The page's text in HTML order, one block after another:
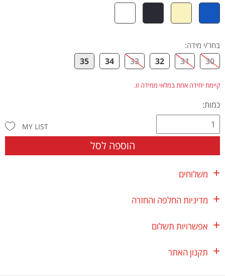
בחר/י מידה:
30
31
32
33
34
35
קיימת יחידה אחת במלאי ממידה זו.
כמות:
הוספה לסל
MY LIST
משלוחים
מדיניות החלפה והחזרה
אפשרויות תשלום
תקנון האתר